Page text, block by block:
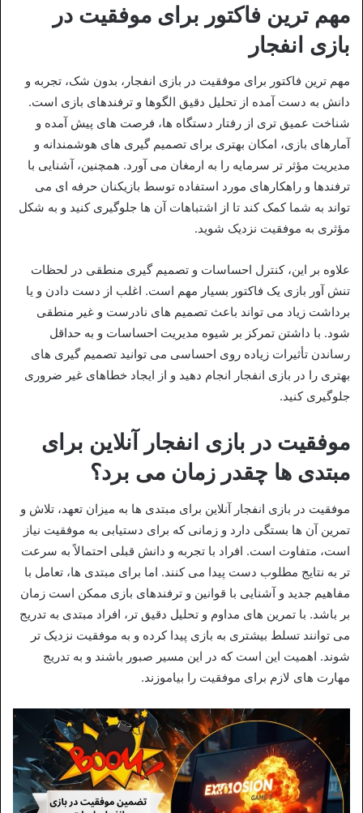
مهم ترین فاکتور برای موفقیت در
بازی انفجار
مهم‌ ترین فاکتور برای موفقیت در بازی انفجار، بدون شک، تجربه و
دانش به دست آمده از تحلیل دقیق الگوها و ترفندهای بازی است.
شناخت عمیق‌ تری از رفتار دستگاه‌ ها، فرصت‌ های پیش‌ آمده و
آمارهای بازی، امکان بهتری برای تصمیم‌ گیری‌ های هوشمندانه و
مدیریت مؤثر تر سرمایه را به ارمغان می‌ آورد. همچنین، آشنایی با
ترفندها و راهکارهای مورد استفاده توسط بازیکنان حرفه‌ ای می‌
تواند به شما کمک کند تا از اشتباهات آن ها جلوگیری کنید و به شکل
مؤثری به موفقیت نزدیک شوید.
علاوه بر این، کنترل احساسات و تصمیم‌ گیری منطقی در لحظات
تنش‌ آور بازی یک فاکتور بسیار مهم است. اغلب از دست دادن و یا
برداشت زیاد می‌ تواند باعث تصمیم‌ های نادرست و غیر منطقی
شود. با داشتن تمرکز بر شیوه مدیریت احساسات و به حداقل
رساندن تأثیرات زیاده‌ روی احساسی می‌ توانید تصمیم‌ گیری‌ های
بهتری را در بازی انفجار انجام دهید و از ایجاد خطاهای غیر ضروری
جلوگیری کنید.
موفقیت در بازی انفجار آنلاین برای
مبتدی ها چقدر زمان می برد؟
موفقیت در بازی انفجار آنلاین برای مبتدی‌ ها به میزان تعهد، تلاش و
تمرین آن‌ ها بستگی دارد و زمانی که برای دستیابی به موفقیت نیاز
است، متفاوت است. افراد با تجربه و دانش قبلی احتمالاً به سرعت‌
تر به نتایج مطلوب دست پیدا می‌ کنند. اما برای مبتدی‌ ها، تعامل با
مفاهیم جدید و آشنایی با قوانین و ترفندهای بازی ممکن است زمان‌
بر باشد. با تمرین‌ های مداوم و تحلیل دقیق‌ تر، افراد مبتدی به تدریج
می‌ توانند تسلط بیشتری به بازی پیدا کرده و به موفقیت نزدیک‌ تر
شوند. اهمیت این است که در این مسیر صبور باشند و به تدریج
مهارت‌ های لازم برای موفقیت را بیاموزند.